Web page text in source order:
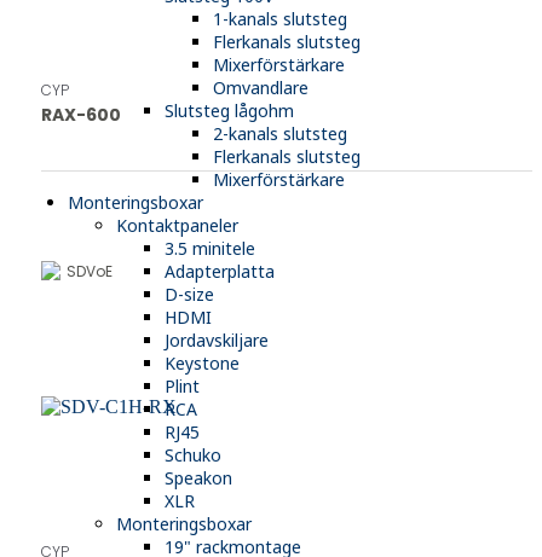
1-kanals slutsteg
Flerkanals slutsteg
Mixerförstärkare
Omvandlare
Slutsteg lågohm
2-kanals slutsteg
Flerkanals slutsteg
Mixerförstärkare
Monteringsboxar
Kontaktpaneler
3.5 minitele
Adapterplatta
D-size
HDMI
Jordavskiljare
Keystone
Plint
RCA
RJ45
Schuko
Speakon
XLR
Monteringsboxar
19" rackmontage
CYP
RAX-600
SDVoE
CYP